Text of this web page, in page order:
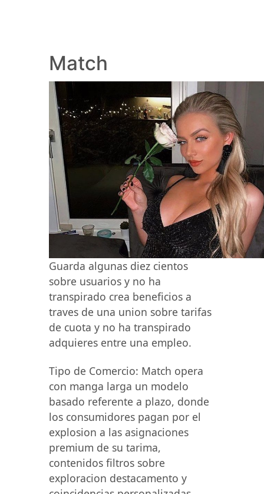
Match
Guarda algunas diez cientos
sobre usuarios y no ha
transpirado crea beneficios a
traves de una union sobre tarifas
de cuota y no ha transpirado
adquieres entre una empleo.
Tipo de Comercio: Match opera
con manga larga un modelo
basado referente a plazo, donde
los consumidores pagan por el
explosion a las asignaciones
premium de su tarima,
contenidos filtros sobre
exploracion destacamento y